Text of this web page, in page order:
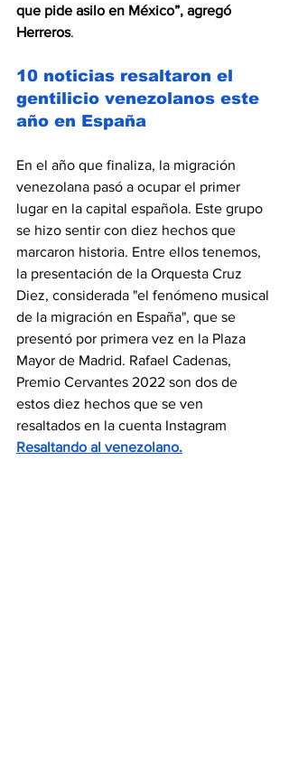
que pide asilo en México”, agregó
Herreros.
10 noticias resaltaron el
gentilicio venezolanos este
año en España
En el año que finaliza, la migración
venezolana pasó a ocupar el primer
lugar en la capital española. Este grupo
se hizo sentir con diez hechos que
marcaron historia. Entre ellos tenemos,
la presentación de la Orquesta Cruz
Diez, considerada "el fenómeno musical
de la migración en España", que se
presentó por primera vez en la Plaza
Mayor de Madrid. Rafael Cadenas,
Premio Cervantes 2022 son dos de
estos diez hechos que se ven
resaltados en la cuenta Instagram
Resaltando al venezolano.